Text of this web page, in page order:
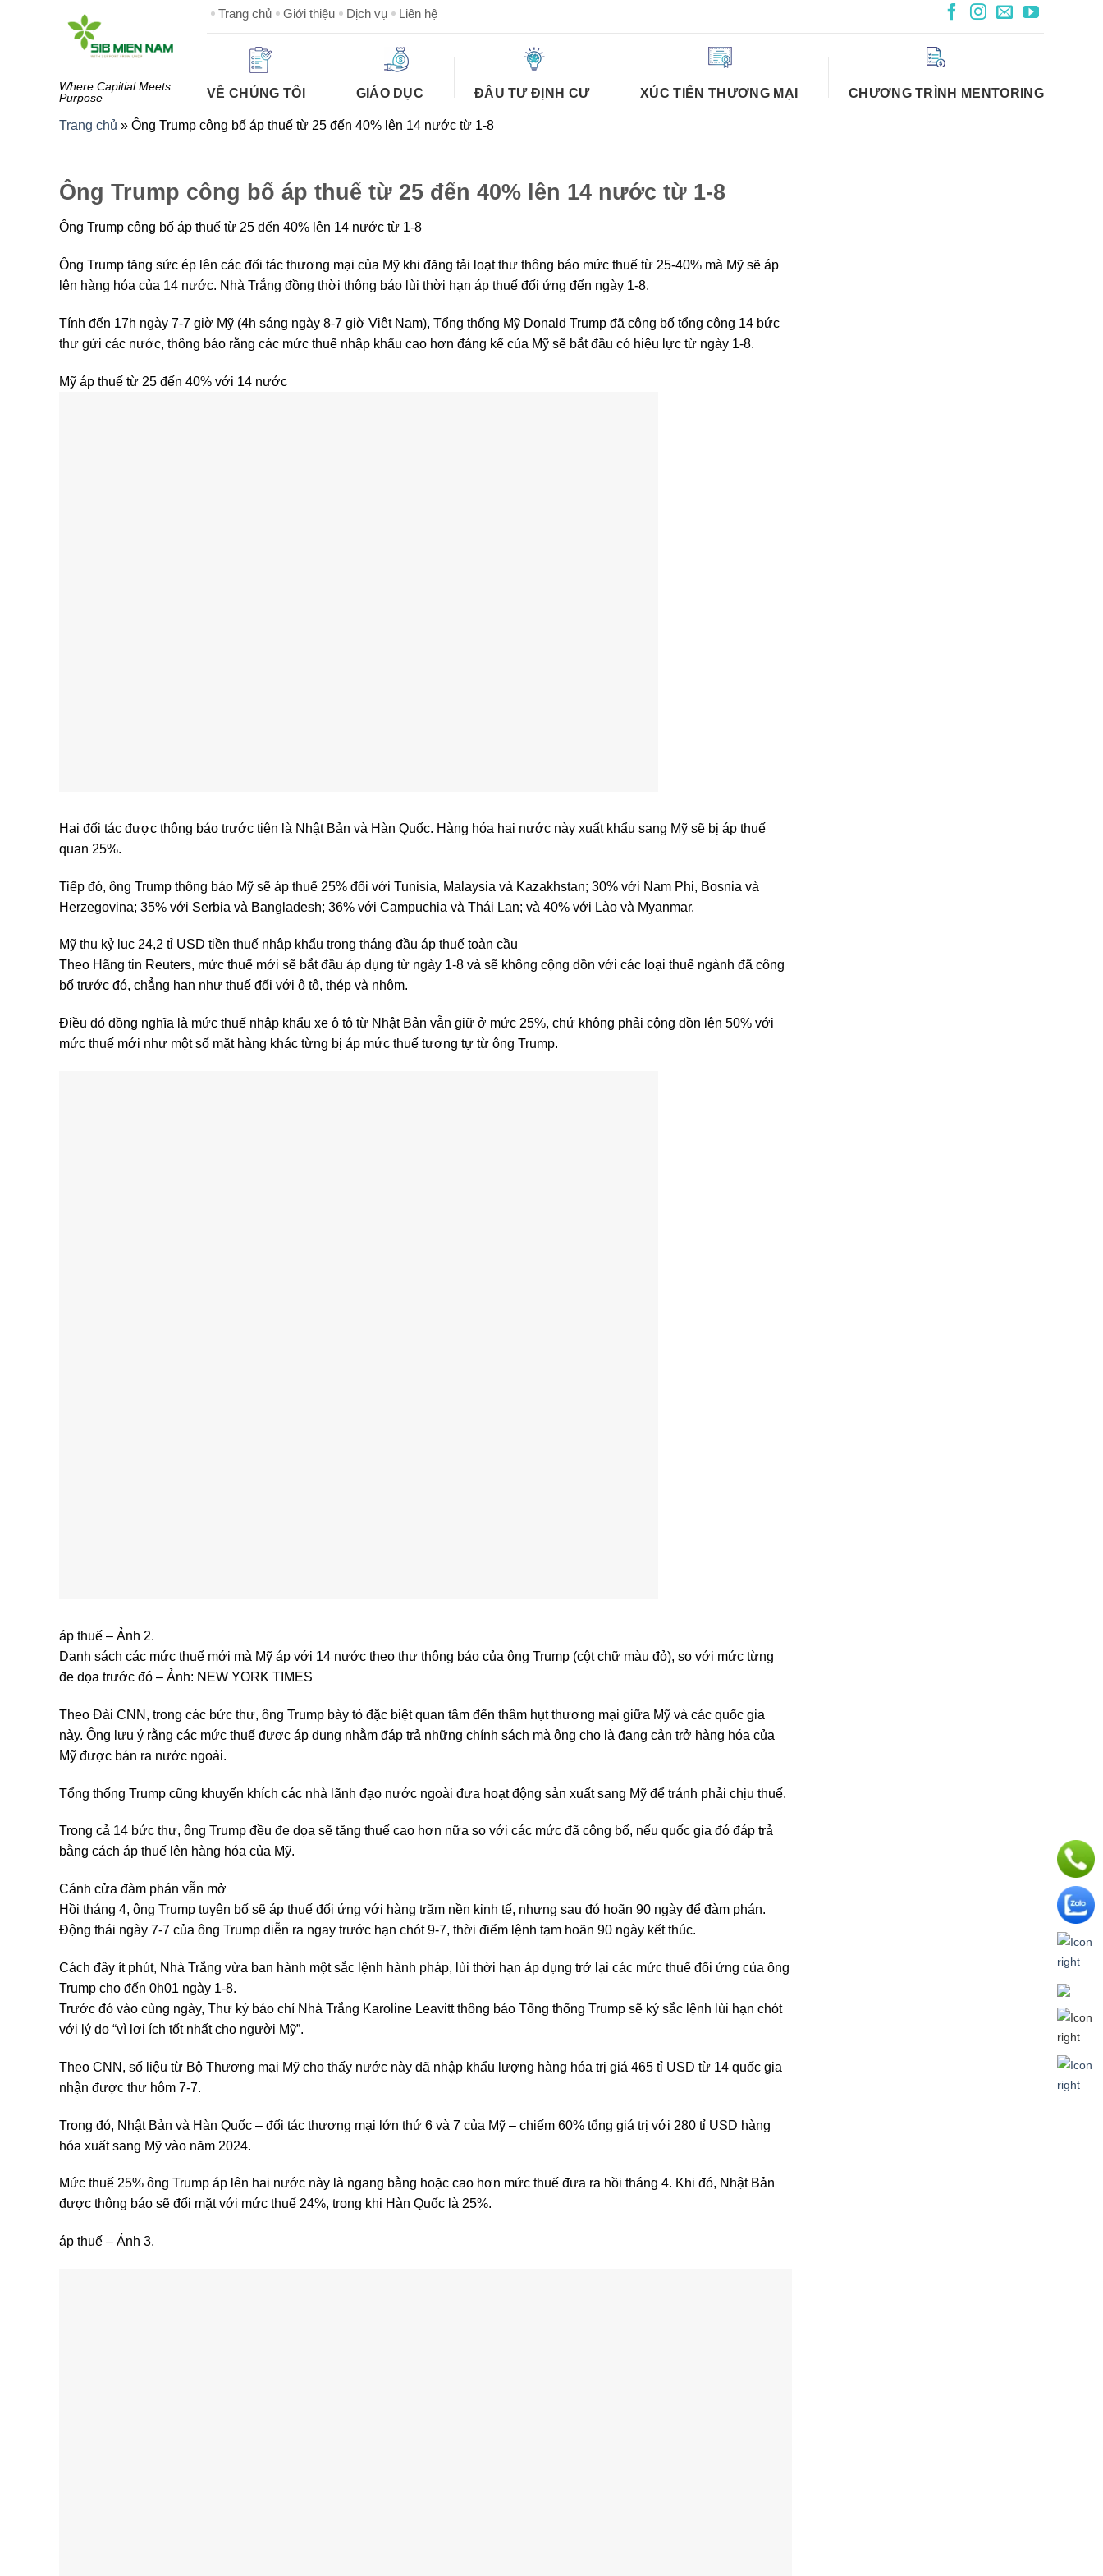
Trang chủ Giới thiệu Dịch vụ Liên hệ
Where Capitial Meets
Purpose
VỀ CHÚNG TÔI GIÁO DỤC ĐẦU TƯ ĐỊNH CƯ XÚC TIẾN THƯƠNG MẠI CHƯƠNG TRÌNH MENTORING
Trang chủ » Ông Trump công bố áp thuế từ 25 đến 40% lên 14 nước từ 1-8
Ông Trump công bố áp thuế từ 25 đến 40% lên 14 nước từ 1-8
Ông Trump công bố áp thuế từ 25 đến 40% lên 14 nước từ 1-8
Ông Trump tăng sức ép lên các đối tác thương mại của Mỹ khi đăng tải loạt thư thông báo mức thuế từ 25-40% mà Mỹ sẽ áp
lên hàng hóa của 14 nước. Nhà Trắng đồng thời thông báo lùi thời hạn áp thuế đối ứng đến ngày 1-8.
Tính đến 17h ngày 7-7 giờ Mỹ (4h sáng ngày 8-7 giờ Việt Nam), Tổng thống Mỹ Donald Trump đã công bố tổng cộng 14 bức
thư gửi các nước, thông báo rằng các mức thuế nhập khẩu cao hơn đáng kể của Mỹ sẽ bắt đầu có hiệu lực từ ngày 1-8.
Mỹ áp thuế từ 25 đến 40% với 14 nước
Hai đối tác được thông báo trước tiên là Nhật Bản và Hàn Quốc. Hàng hóa hai nước này xuất khẩu sang Mỹ sẽ bị áp thuế
quan 25%.
Tiếp đó, ông Trump thông báo Mỹ sẽ áp thuế 25% đối với Tunisia, Malaysia và Kazakhstan; 30% với Nam Phi, Bosnia và
Herzegovina; 35% với Serbia và Bangladesh; 36% với Campuchia và Thái Lan; và 40% với Lào và Myanmar.
Mỹ thu kỷ lục 24,2 tỉ USD tiền thuế nhập khẩu trong tháng đầu áp thuế toàn cầu
Theo Hãng tin Reuters, mức thuế mới sẽ bắt đầu áp dụng từ ngày 1-8 và sẽ không cộng dồn với các loại thuế ngành đã công
bố trước đó, chẳng hạn như thuế đối với ô tô, thép và nhôm.
Điều đó đồng nghĩa là mức thuế nhập khẩu xe ô tô từ Nhật Bản vẫn giữ ở mức 25%, chứ không phải cộng dồn lên 50% với
mức thuế mới như một số mặt hàng khác từng bị áp mức thuế tương tự từ ông Trump.
áp thuế – Ảnh 2.
Danh sách các mức thuế mới mà Mỹ áp với 14 nước theo thư thông báo của ông Trump (cột chữ màu đỏ), so với mức từng
đe dọa trước đó – Ảnh: NEW YORK TIMES
Theo Đài CNN, trong các bức thư, ông Trump bày tỏ đặc biệt quan tâm đến thâm hụt thương mại giữa Mỹ và các quốc gia
này. Ông lưu ý rằng các mức thuế được áp dụng nhằm đáp trả những chính sách mà ông cho là đang cản trở hàng hóa của
Mỹ được bán ra nước ngoài.
Tổng thống Trump cũng khuyến khích các nhà lãnh đạo nước ngoài đưa hoạt động sản xuất sang Mỹ để tránh phải chịu thuế.
Trong cả 14 bức thư, ông Trump đều đe dọa sẽ tăng thuế cao hơn nữa so với các mức đã công bố, nếu quốc gia đó đáp trả
bằng cách áp thuế lên hàng hóa của Mỹ.
Cánh cửa đàm phán vẫn mở
Hồi tháng 4, ông Trump tuyên bố sẽ áp thuế đối ứng với hàng trăm nền kinh tế, nhưng sau đó hoãn 90 ngày để đàm phán.
Động thái ngày 7-7 của ông Trump diễn ra ngay trước hạn chót 9-7, thời điểm lệnh tạm hoãn 90 ngày kết thúc.
Cách đây ít phút, Nhà Trắng vừa ban hành một sắc lệnh hành pháp, lùi thời hạn áp dụng trở lại các mức thuế đối ứng của ông
Trump cho đến 0h01 ngày 1-8.
Trước đó vào cùng ngày, Thư ký báo chí Nhà Trắng Karoline Leavitt thông báo Tổng thống Trump sẽ ký sắc lệnh lùi hạn chót
với lý do “vì lợi ích tốt nhất cho người Mỹ”.
Theo CNN, số liệu từ Bộ Thương mại Mỹ cho thấy nước này đã nhập khẩu lượng hàng hóa trị giá 465 tỉ USD từ 14 quốc gia
nhận được thư hôm 7-7.
Trong đó, Nhật Bản và Hàn Quốc – đối tác thương mại lớn thứ 6 và 7 của Mỹ – chiếm 60% tổng giá trị với 280 tỉ USD hàng
hóa xuất sang Mỹ vào năm 2024.
Mức thuế 25% ông Trump áp lên hai nước này là ngang bằng hoặc cao hơn mức thuế đưa ra hồi tháng 4. Khi đó, Nhật Bản
được thông báo sẽ đối mặt với mức thuế 24%, trong khi Hàn Quốc là 25%.
áp thuế – Ảnh 3.